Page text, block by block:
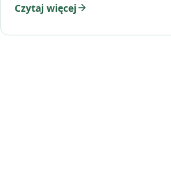
zaczyna brakować miejsca na
Czytaj więcej